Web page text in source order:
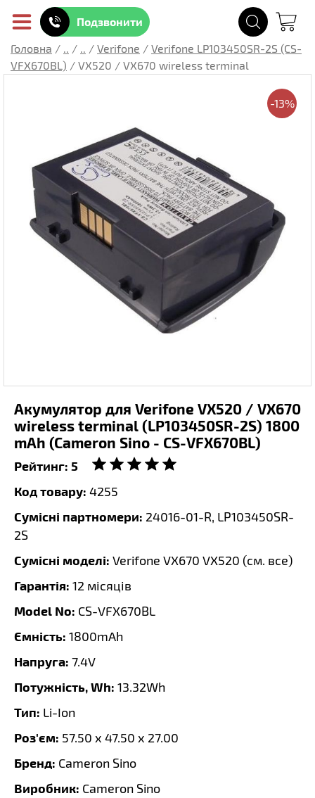
Подзвонити
Головна / .. / .. / Verifone / Verifone LP103450SR-2S (CS-
VFX670BL) / VX520 / VX670 wireless terminal
-13%
Акумулятор для Verifone VX520 / VX670
wireless terminal (LP103450SR-2S) 1800
mAh (Cameron Sino - CS-VFX670BL)
Рейтинг: 5
Код товару: 4255
Сумісні партномери: 24016-01-R, LP103450SR-
2S
Сумісні моделі: Verifone VX670 VX520 (см. все)
Гарантія: 12 місяців
Model No: CS-VFX670BL
Ємність: 1800mAh
Напруга: 7.4V
Потужність, Wh: 13.32Wh
Тип: Li-Ion
Роз'єм: 57.50 x 47.50 x 27.00
Бренд: Cameron Sino
Виробник: Cameron Sino